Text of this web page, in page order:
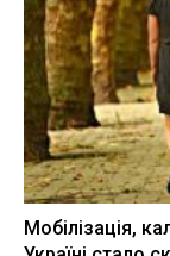
Мобілізація,